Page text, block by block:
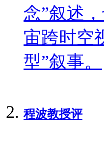
念”叙述
宙跨时空
型”叙事。
程波教授评